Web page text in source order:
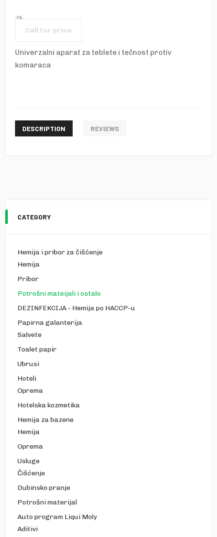
Call for price
Univerzalni aparat za teblete i tečnost protiv
komaraca
DESCRIPTION REVIEWS
CATEGORY
Hemija i pribor za čišćenje
Hemija
Pribor
Potrošni mateijali i ostalo
DEZINFEKCIJA - Hemija po HACCP-u
Papirna galanterija
Salvete
Toalet papir
Ubrusi
Hoteli
Oprema
Hotelska kozmetika
Hemija za bazene
Hemija
Oprema
Usluge
Čišćenje
Dubinsko pranje
Potrošni materijal
Auto program Liqui Moly
Aditivi